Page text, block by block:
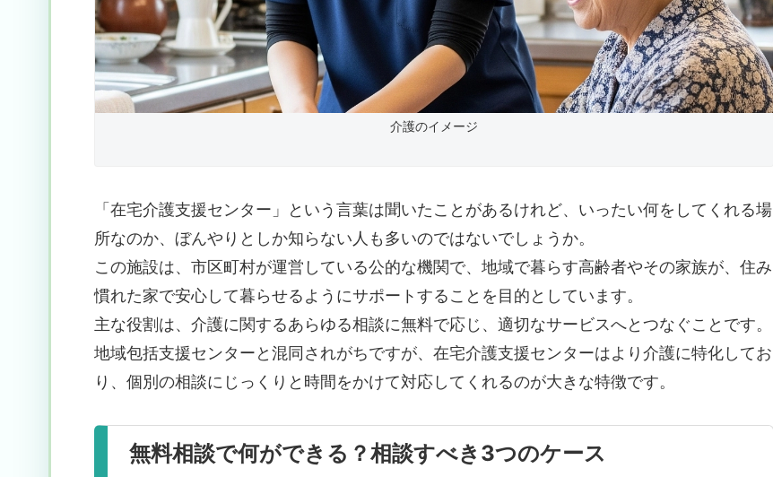
介護のイメージ
「在宅介護支援センター」という言葉は聞いたことがあるけれど、いったい何をしてくれる場
所なのか、ぼんやりとしか知らない人も多いのではないでしょうか。
この施設は、市区町村が運営している公的な機関で、地域で暮らす高齢者やその家族が、住み
慣れた家で安心して暮らせるようにサポートすることを目的としています。
主な役割は、介護に関するあらゆる相談に無料で応じ、適切なサービスへとつなぐことです。
地域包括支援センターと混同されがちですが、在宅介護支援センターはより介護に特化してお
り、個別の相談にじっくりと時間をかけて対応してくれるのが大きな特徴です。
無料相談で何ができる？相談すべき3つのケース